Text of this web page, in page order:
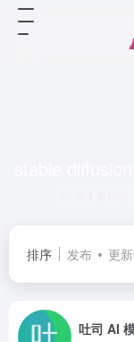
排序 发布 更新
吐司 AI